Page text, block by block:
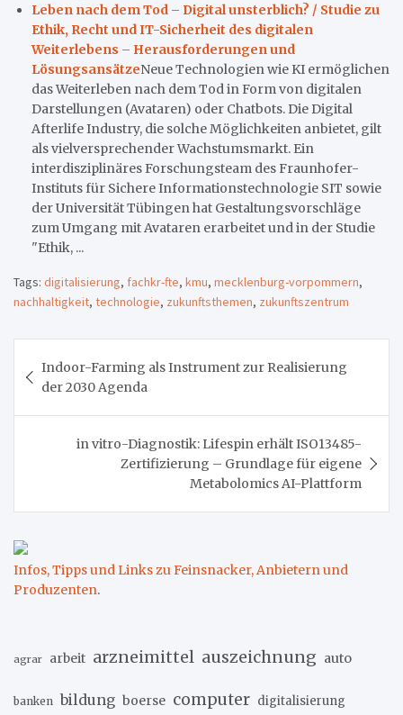
Leben nach dem Tod – Digital unsterblich? / Studie zu
Ethik, Recht und IT-Sicherheit des digitalen
Weiterlebens – Herausforderungen und
LösungsansätzeNeue Technologien wie KI ermöglichen
das Weiterleben nach dem Tod in Form von digitalen
Darstellungen (Avataren) oder Chatbots. Die Digital
Afterlife Industry, die solche Möglichkeiten anbietet, gilt
als vielversprechender Wachstumsmarkt. Ein
interdisziplinäres Forschungsteam des Fraunhofer-
Instituts für Sichere Informationstechnologie SIT sowie
der Universität Tübingen hat Gestaltungsvorschläge
zum Umgang mit Avataren erarbeitet und in der Studie
"Ethik, ...
Tags: digitalisierung, fachkr-fte, kmu, mecklenburg-vorpommern,
nachhaltigkeit, technologie, zukunftsthemen, zukunftszentrum
Indoor-Farming als Instrument zur Realisierung
der 2030 Agenda
in vitro-Diagnostik: Lifespin erhält ISO13485-
Zertifizierung – Grundlage für eigene
Metabolomics AI-Plattform
Infos, Tipps und Links zu Feinsnacker, Anbietern und
Produzenten.
agrar arbeit arzneimittel auszeichnung auto
banken bildung boerse computer digitalisierung